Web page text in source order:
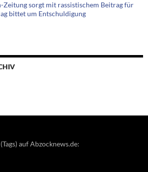
Zeitung sorgt mit rassistischem Beitrag für
bittet um Entschuldigung
auf Abzocknews.de: